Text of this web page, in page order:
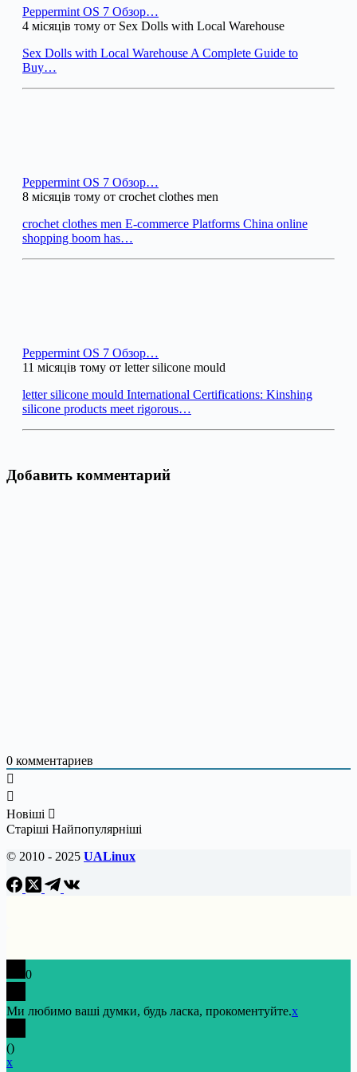
Peppermint OS 7 Обзор…
4 місяців тому от Sex Dolls with Local Warehouse
Sex Dolls with Local Warehouse A Complete Guide to
Buy…
Peppermint OS 7 Обзор…
8 місяців тому от crochet clothes men
crochet clothes men E-commerce Platforms China online
shopping boom has…
Peppermint OS 7 Обзор…
11 місяців тому от letter silicone mould
letter silicone mould International Certifications: Kinshing
silicone products meet rigorous…
Добавить комментарий
0 комментариев
Новіші
Старіші Найпопулярніші
© 2010 - 2025 UALinux
0
Ми любимо ваші думки, будь ласка, прокоментуйте.x
()
x